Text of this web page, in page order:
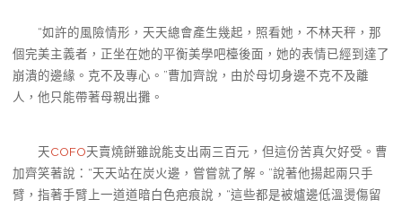
“如許的風險情形，天天總會產生幾起，照看她，不林天秤，那
個完美主義者，正坐在她的平衡美學吧檯後面，她的表情已經到達了
崩潰的邊緣。克不及專心。”曹加齊說，由於母切身邊不克不及離
人，他只能帶著母親出攤。
天COFO天賣燒餅雖說能支出兩三百元，但這份苦真欠好受。曹
加齊笑著說：“天天站在炭火邊，嘗嘗就了解。”說著他揚起兩只手
臂，指著手臂上一道道暗白色疤痕說，“這些都是被爐邊低溫燙傷留